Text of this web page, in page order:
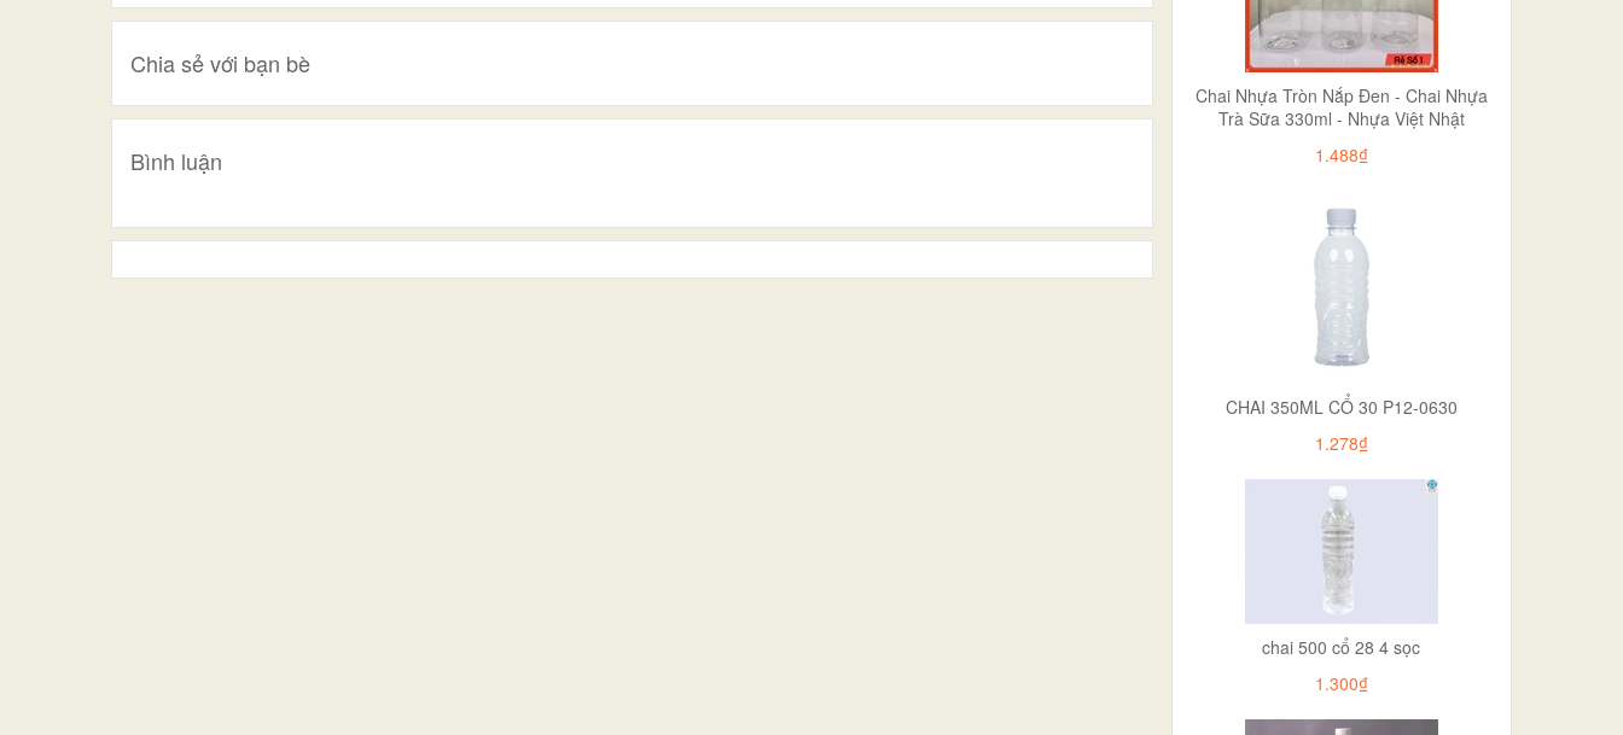
Chia sẻ với bạn bè
Bình luận
Chai Nhựa Tròn Nắp Đen - Chai Nhựa
Trà Sữa 330ml - Nhựa Việt Nhật
1.488₫
CHAI 350ML CỔ 30 P12-0630
1.278₫
chai 500 cổ 28 4 sọc
1.300₫